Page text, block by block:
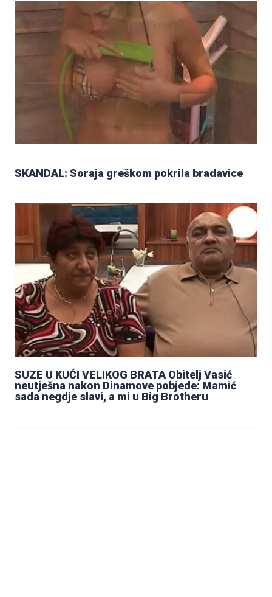
SKANDAL: Soraja greškom pokrila bradavice
SUZE U KUĆI VELIKOG BRATA Obitelj Vasić
neutješna nakon Dinamove pobjede: Mamić
sada negdje slavi, a mi u Big Brotheru